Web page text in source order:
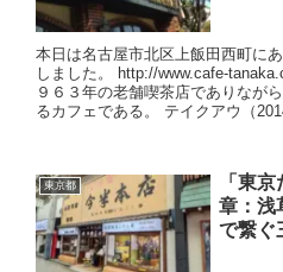
本日は名古屋市北区上飯田西町に
しました。 http://www.cafe-
９６３年の老舗喫茶店でありなが
るカフェである。 テイクアウ（
東京都
「東
章：浅
で繋ぐ